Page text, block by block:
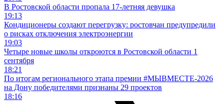
В Ростовской области пропала 17-летняя девушка
19:13
Кондиционеры создают перегрузку: ростовчан предупредили
о рисках отключения электроэнергии
19:03
Четыре новые школы откроются в Ростовской области 1
сентября
18:21
По итогам регионального этапа премии #МЫВМЕСТЕ-2026
на Дону победителями признаны 29 проектов
18:16